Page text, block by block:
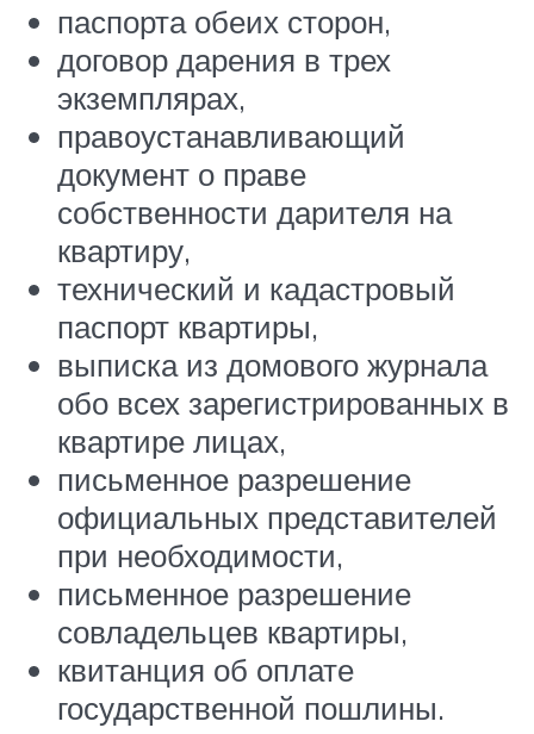
паспорта обеих сторон,
договор дарения в трех
экземплярах,
правоустанавливающий
документ о праве
собственности дарителя на
квартиру,
технический и кадастровый
паспорт квартиры,
выписка из домового журнала
обо всех зарегистрированных в
квартире лицах,
письменное разрешение
официальных представителей
при необходимости,
письменное разрешение
совладельцев квартиры,
квитанция об оплате
государственной пошлины.